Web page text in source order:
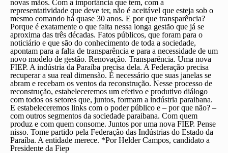
novas mãos. Com a importância que tem, com a
representatividade que deve ter, não é aceitável que esteja sob o
mesmo comando há quase 30 anos. E por que transparência?
Porque é exatamente o que falta nessa longa gestão que já se
aproxima das três décadas. Fatos públicos, que foram para o
noticiário e que são do conhecimento de toda a sociedade,
apontam para a falta de transparência e para a necessidade de um
novo modelo de gestão. Renovação. Transparência. Uma nova
FIEP. A indústria da Paraíba precisa dela. A Federação precisa
recuperar a sua real dimensão. É necessário que suas janelas se
abram e recebam os ventos da reconstrução. Nesse processo de
reconstrução, estabeleceremos um efetivo e produtivo diálogo
com todos os setores que, juntos, formam a indústria paraibana.
E estabeleceremos links com o poder público e – por que não? –
com outros segmentos da sociedade paraibana. Com quem
produz e com quem consome. Juntos por uma nova FIEP. Pense
nisso. Tome partido pela Federação das Indústrias do Estado da
Paraíba. A entidade merece. *Por Helder Campos, candidato a
Presidente da Fiep